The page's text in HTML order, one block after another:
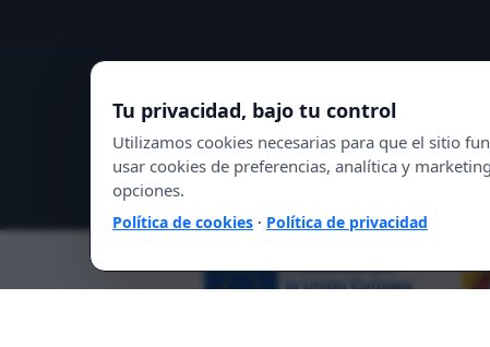
Tu privacidad, bajo tu control
Utilizamos cookies necesarias para que el sitio
usar cookies de preferencias, analítica y
opciones.
Política de cookies · Política de privacidad